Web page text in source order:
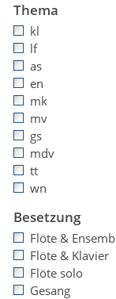
Thema
kl
lf
as
en
mk
mv
gs
mdv
tt
wn
Besetzung
Flöte &
Flöte & Klavier
Flöte solo
Gesang